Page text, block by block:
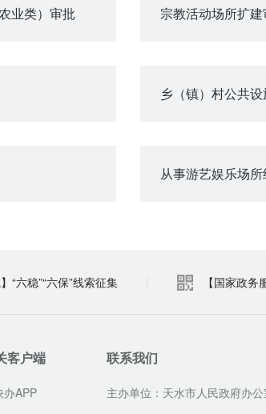
业类）审批 宗教活动场所扩
从事游艺娱乐场
“六稳”“六保”线索征集 【国家政务
客户端
办APP
联系我们
主办单位：天水市人民政府办公